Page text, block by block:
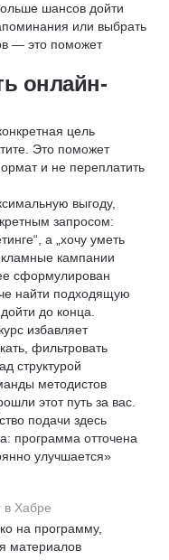
шансов дойти
или выбрать
— это поможет
онлайн-
цель
Это поможет
и не переплатить
выгоду,
запросом:
а „хочу уметь
кампании
сформулирован
найти подходящую
до конца.
избавляет
фильтровать
структурой
методистов
этот путь за вас.
подачи здесь
программа отточена
улучшается»
в Хабре
на программу,
материалов